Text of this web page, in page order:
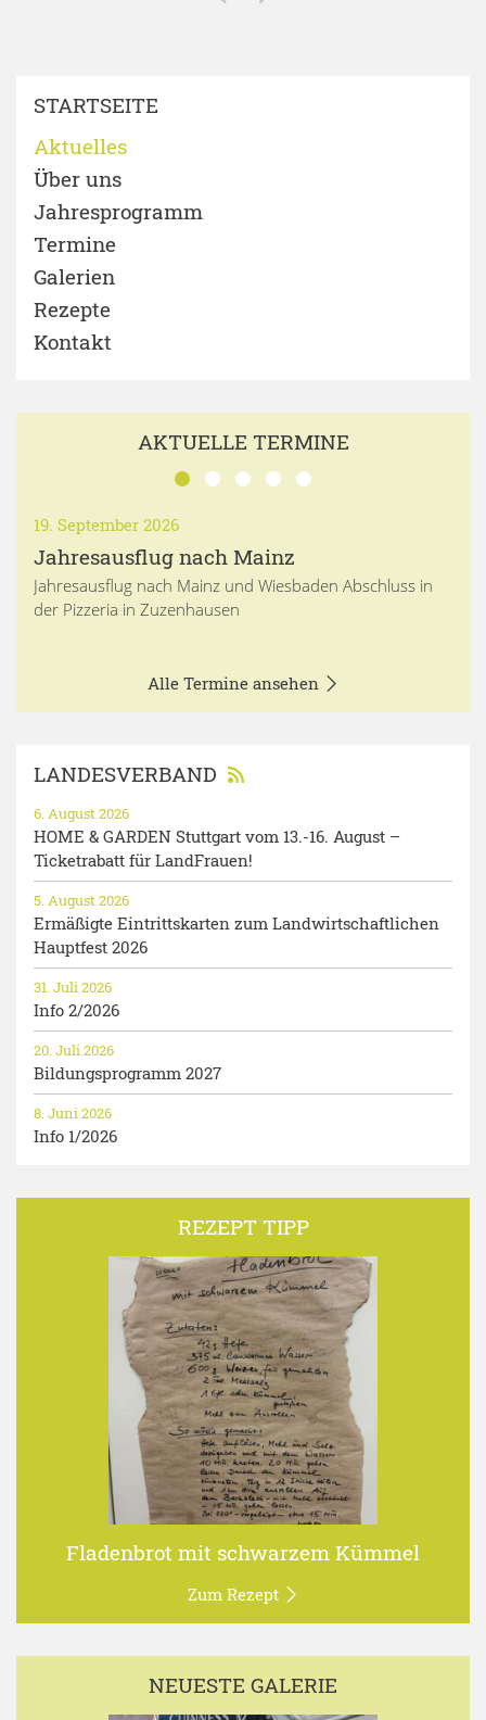
STARTSEITE
Aktuelles
Über uns
Jahresprogramm
Termine
Galerien
Rezepte
Kontakt
AKTUELLE TERMINE
19. September 2026
Jahresausflug nach Mainz
Jahresausflug nach Mainz und Wiesbaden Abschluss in
der Pizzeria in Zuzenhausen
Alle Termine ansehen
LANDESVERBAND
HOME & GARDEN Stuttgart vom 13.-16. August –
Ticketrabatt für LandFrauen!
6. August 2026
Ermäßigte Eintrittskarten zum Landwirtschaftlichen
Hauptfest 2026
5. August 2026
Info 2/2026
31. Juli 2026
Bildungsprogramm 2027
20. Juli 2026
Info 1/2026
8. Juni 2026
REZEPT TIPP
Fladenbrot mit schwarzem Kümmel
Zum Rezept
NEUESTE GALERIE